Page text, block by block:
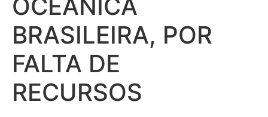
OCEÂNICA
BRASILEIRA, POR
FALTA DE
RECURSOS